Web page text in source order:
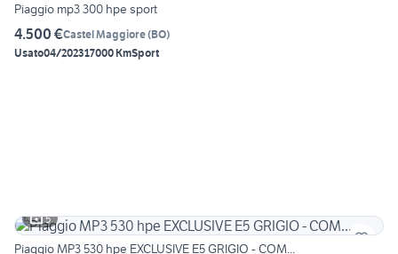
Piaggio mp3 300 hpe sport
4.500 €Castel Maggiore(BO)
Usato04/202317000 KmSport
5
Piaggio MP3 530 hpe EXCLUSIVE E5 GRIGIO - COM...